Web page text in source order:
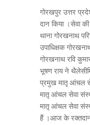
गोरखपुर उत्तर
दान किया ।सेवा
थाना गोरखनाथ
उपाधिक्षक
गोरखनाथ रवि
भूषण राय ने
प्रमुख मातृ आंचल
मातृ आंचल सेवा
मातृ आंचल सेवा
हैं ।आज के रक्तदान